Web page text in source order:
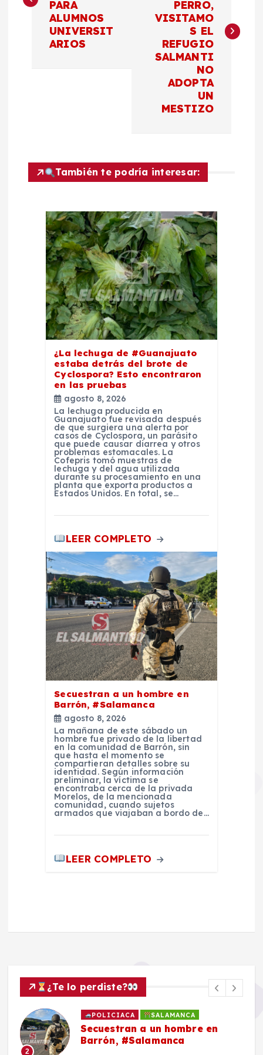
ó
PARA
ALUMNOS
UNIVERSIT
ARIOS
PERRO,
VISITAMO
S EL
REFUGIO
SALMANTI
NO
ADOPTA
UN
MESTIZO
También te podría interesar:
¿La lechuga de #Guanajuato
estaba detrás del brote de
Cyclospora? Esto encontraron
en las pruebas
agosto 8, 2026
La lechuga producida en
Guanajuato fue revisada después
de que surgiera una alerta por
casos de Cyclospora, un parásito
que puede causar diarrea y otros
problemas estomacales. La
Cofepris tomó muestras de
lechuga y del agua utilizada
durante su procesamiento en una
planta que exporta productos a
Estados Unidos. En total, se…
LEER COMPLETO
Secuestran a un hombre en
Barrón, #Salamanca
agosto 8, 2026
La mañana de este sábado un
hombre fue privado de la libertad
en la comunidad de Barrón, sin
que hasta el momento se
compartieran detalles sobre su
identidad. Según información
preliminar, la víctima se
encontraba cerca de la privada
Morelos, de la mencionada
comunidad, cuando sujetos
armados que viajaban a bordo de…
LEER COMPLETO
¿Te lo perdiste?
2
POLICIACA SALAMANCA
Secuestran a un hombre en
Barrón, #Salamanca